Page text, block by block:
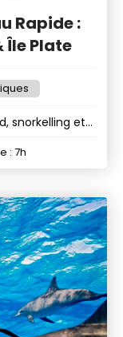
Rapide :
Île Plate
snorkelling et
: 7h